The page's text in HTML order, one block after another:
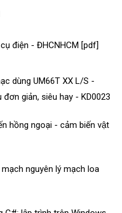
điện - ĐHCNHCM [pdf]
dùng UM66T XX L/S -
đơn giản, siêu hay - KD0023
hồng ngoại - cảm biến vật
nguyên lý mạch loa